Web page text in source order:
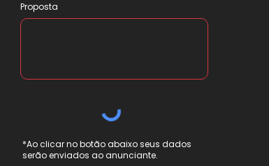
Proposta
*Ao clicar no botão abaixo seus dados
serão enviados ao anunciante.